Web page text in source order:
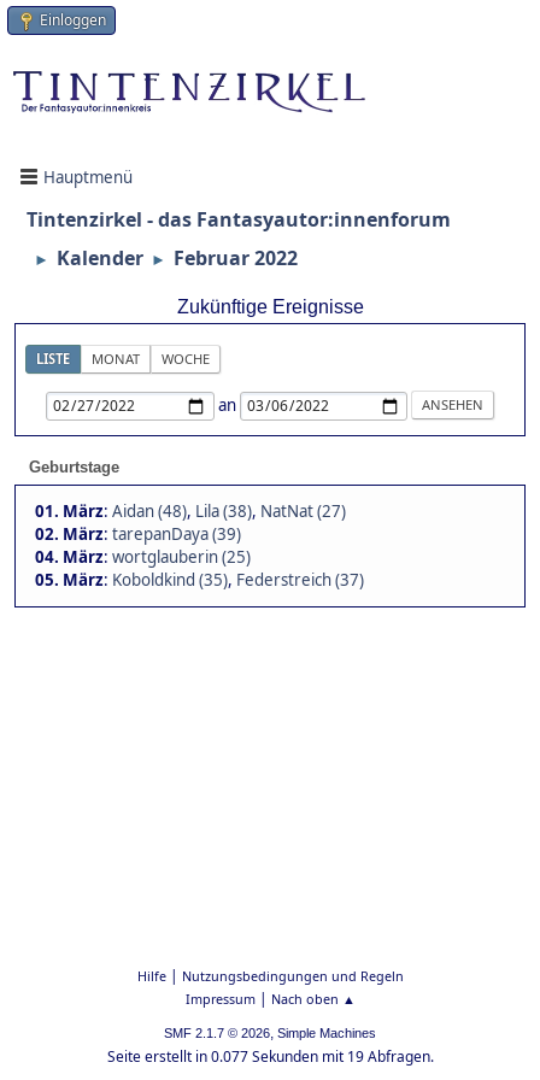
Einloggen
Hauptmenü
Tintenzirkel - das Fantasyautor:innenforum
► Kalender ► Februar 2022
Zukünftige Ereignisse
LISTE MONAT WOCHE
an
Geburtstage
01. März: Aidan (48), Lila (38), NatNat (27)
02. März: tarepanDaya (39)
04. März: wortglauberin (25)
05. März: Koboldkind (35), Federstreich (37)
Hilfe| Nutzungsbedingungen und Regeln
Impressum| Nach oben ▲
SMF 2.1.7 © 2026, Simple Machines
Seite erstellt in 0.077 Sekunden mit 19 Abfragen.